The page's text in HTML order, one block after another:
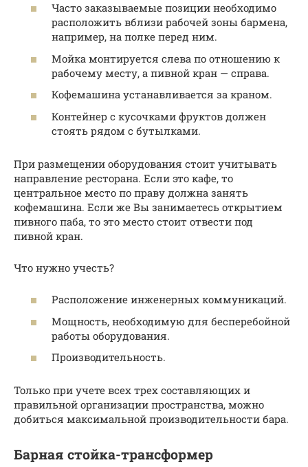
Часто заказываемые позиции необходимо
расположить вблизи рабочей зоны бармена,
например, на полке перед ним.
Мойка монтируется слева по отношению к
рабочему месту, а пивной кран — справа.
Кофемашина устанавливается за краном.
Контейнер с кусочками фруктов должен
стоять рядом с бутылками.
При размещении оборудования стоит учитывать
направление ресторана. Если это кафе, то
центральное место по праву должна занять
кофемашина. Если же Вы занимаетесь открытием
пивного паба, то это место стоит отвести под
пивной кран.
Что нужно учесть?
Расположение инженерных коммуникаций.
Мощность, необходимую для бесперебойной
работы оборудования.
Производительность.
Только при учете всех трех составляющих и
правильной организации пространства, можно
добиться максимальной производительности бара.
Барная стойка-трансформер